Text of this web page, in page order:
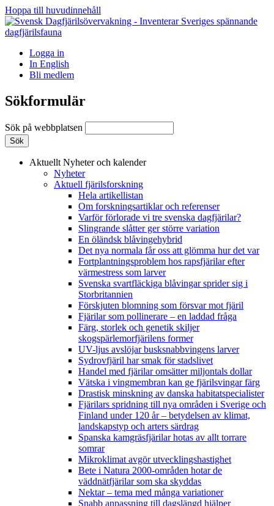
Hoppa till huvudinnehåll
Logga in
In English
Bli medlem
Sökformulär
Sök på webbplatsen
Aktuellt Nyheter och kalender
Nyheter
Aktuell fjärilsforskning
Hela artikellistan
Om forskningsartiklar och referenser
Varför förlorade vi tre svenska dagfjärilar?
Slingrande slåtter ger större variation
En öländsk blåvingehybrid
Det nya normala får oss att glömma hur det var
Fortplantningsproblem hos rapsfjärilar efter
värmestress som larver
Svenska svartfläckiga blåvingar sprider sig i
Storbritannien
Förskjuten blomning som försvar mot fjäril
Fjärilar som pollinerare – en laddad fråga
Färg, storlek och genetik skiljer
skogspärlemorfjärilens former
UV-ljus avslöjar busksnabbvingens larver
Sydrovfjäril har smak för stadslivet
Handel med fjärilar omsätter miljontals dollar
Vätska i vingmembran kan ge fjärilsvingar färg
Drastisk minskning av danska habitatspecialister
Fjärilars spridning till nya områden i Sverige och
Finland under 120 år– betydelsen av klimat,
landskapstyp och arters särdrag
Spanska kamgräsfjärilar hotas av allt torrare
somrar
Mikroklimat avgör utvecklingshastighet
Bete i Natura 2000-områden hotar de
väddnätfjärilar som ska skyddas
Nektar – tema med många variationer
Snabb anpassning till dagslängd hjälper